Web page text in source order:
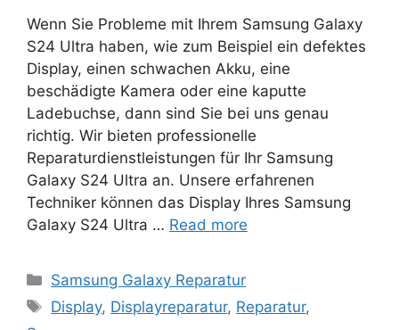
Wenn Sie Probleme mit Ihrem Samsung Galaxy
S24 Ultra haben, wie zum Beispiel ein defektes
Display, einen schwachen Akku, eine
beschädigte Kamera oder eine kaputte
Ladebuchse, dann sind Sie bei uns genau
richtig. Wir bieten professionelle
Reparaturdienstleistungen für Ihr Samsung
Galaxy S24 Ultra an. Unsere erfahrenen
Techniker können das Display Ihres Samsung
Galaxy S24 Ultra … Read more
Categories
Samsung Galaxy Reparatur
Tags
Display, Displayreparatur, Reparatur,